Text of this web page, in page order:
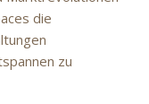
die
zu